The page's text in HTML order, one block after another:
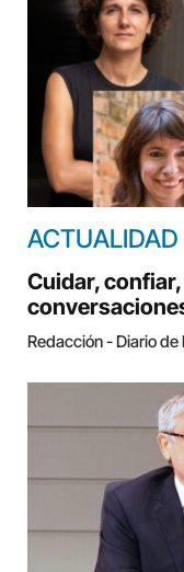
ACTUALIDAD
Cuidar,
Redacción - Diario de